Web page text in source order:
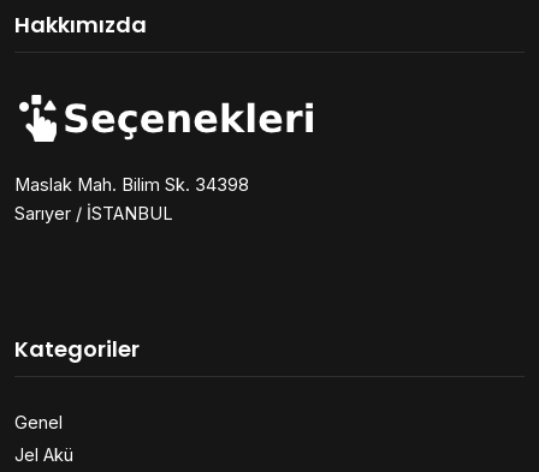
Hakkımızda
Maslak Mah. Bilim Sk. 34398
Sarıyer / İSTANBUL
Kategoriler
Genel
Jel Akü